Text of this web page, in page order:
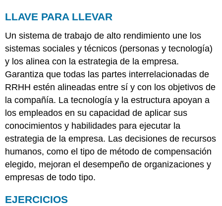
LLAVE PARA LLEVAR
Un sistema de trabajo de alto rendimiento une los
sistemas sociales y técnicos (personas y tecnología)
y los alinea con la estrategia de la empresa.
Garantiza que todas las partes interrelacionadas de
RRHH estén alineadas entre sí y con los objetivos de
la compañía. La tecnología y la estructura apoyan a
los empleados en su capacidad de aplicar sus
conocimientos y habilidades para ejecutar la
estrategia de la empresa. Las decisiones de recursos
humanos, como el tipo de método de compensación
elegido, mejoran el desempeño de organizaciones y
empresas de todo tipo.
EJERCICIOS